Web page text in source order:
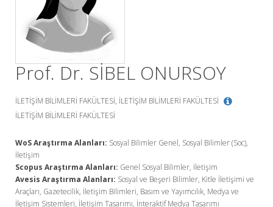
Prof. Dr. SİBEL ONURSOY
İLETİŞİM BİLİMLERİ FAKÜLTESİ, İLETİŞİM BİLİMLERİ FAKÜLTESİ
İLETİŞİM BİLİMLERİ FAKÜLTESİ
WoS Araştırma Alanları: Sosyal Bilimler Genel, Sosyal Bilimler (Soc),
İletişim
Scopus Araştırma Alanları: Genel Sosyal Bilimler, İletişim
Avesis Araştırma Alanları: Sosyal ve Beşeri Bilimler, Kitle İletişimi ve
Araçları, Gazetecilik, İletişim Bilimleri, Basım ve Yayımcılık, Medya ve
İletişim Sistemleri, İletişim Tasarımı, İnteraktif Medya Tasarımı